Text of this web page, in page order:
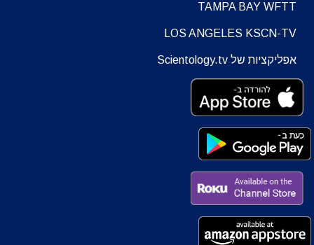
TAMPA BAY WFTT
LOS ANGELES KSCN-TV
אפליקציות של Scientology.tv